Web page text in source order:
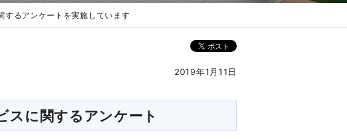
するアンケートを実施しています
2019年1月11日
スに関するアンケート